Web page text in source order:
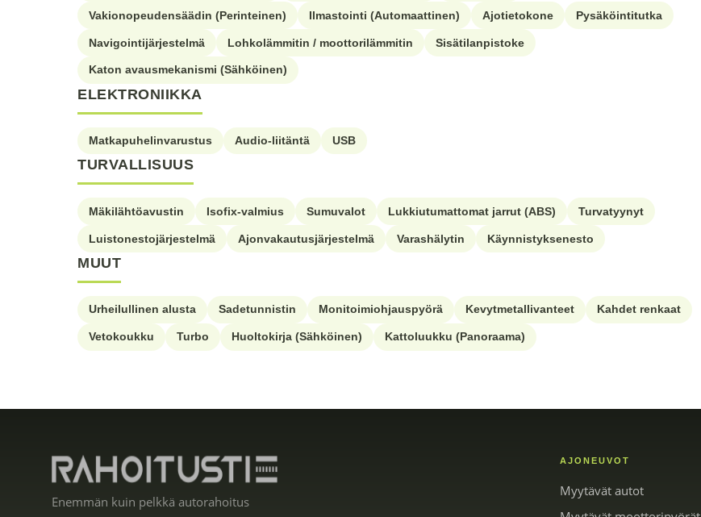
Vakionopeudensäädin (Perinteinen) Ilmastointi (Automaattinen) Ajotietokone Pysäköintitutka
Navigointijärjestelmä Lohkolämmitin / moottorilämmitin Sisätilanpistoke
Katon avausmekanismi (Sähköinen)
ELEKTRONIIKKA
Matkapuhelinvarustus Audio-liitäntä USB
TURVALLISUUS
Mäkilähtöavustin Isofix-valmius Sumuvalot Lukkiutumattomat jarrut (ABS) Turvatyynyt
Luistonestojärjestelmä Ajonvakautusjärjestelmä Varashälytin Käynnistyksenesto
MUUT
Urheilullinen alusta Sadetunnistin Monitoimiohjauspyörä Kevytmetallivanteet Kahdet renkaat
Vetokoukku Turbo Huoltokirja (Sähköinen) Kattoluukku (Panoraama)
Enemmän kuin pelkkä autorahoitus
AJONEUVOT
Myytävät autot